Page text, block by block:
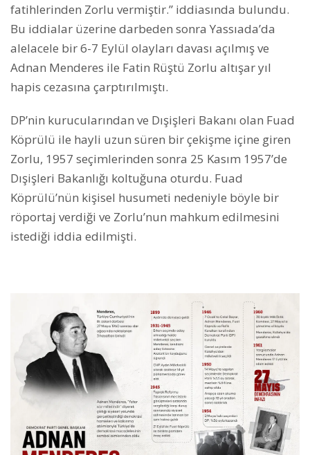
fatihlerinden Zorlu vermiştir.” iddiasında bulundu.
Bu iddialar üzerine darbeden sonra Yassıada’da
alelacele bir 6-7 Eylül olayları davası açılmış ve
Adnan Menderes ile Fatin Rüştü Zorlu altışar yıl
hapis cezasına çarptırılmıştı.
DP’nin kurucularından ve Dışişleri Bakanı olan Fuad
Köprülü ile hayli uzun süren bir çekişme içine giren
Zorlu, 1957 seçimlerinden sonra 25 Kasım 1957’de
Dışişleri Bakanlığı koltuğuna oturdu. Fuad
Köprülü’nün kişisel husumeti nedeniyle böyle bir
röportaj verdiği ve Zorlu’nun mahkum edilmesini
istediği iddia edilmişti.